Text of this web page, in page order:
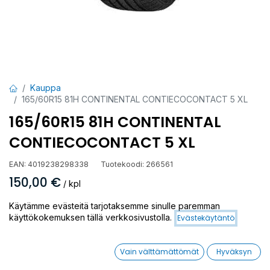
Kauppa
165/60R15 81H CONTINENTAL CONTIECOCONTACT 5 XL
165/60R15 81H CONTINENTAL
CONTIECOCONTACT 5 XL
EAN: 4019238298338 Tuotekoodi: 266561
150,00 € / kpl
Toimittajilla (ulkomaa):Saatavilla
Käytämme evästeitä tarjotaksemme sinulle paremman
käyttökokemuksen tällä verkkosivustolla. Evästekäytäntö
Vain välttämättömät Hyväksyn